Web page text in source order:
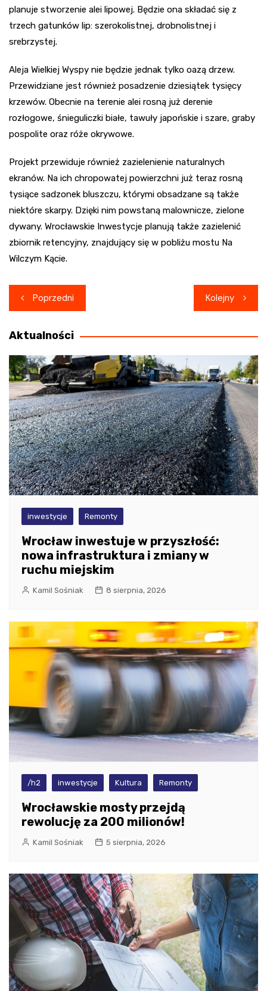
planuje stworzenie alei lipowej. Będzie ona składać się z
trzech gatunków lip: szerokolistnej, drobnolistnej i
srebrzystej.
Aleja Wielkiej Wyspy nie będzie jednak tylko oazą drzew.
Przewidziane jest również posadzenie dziesiątek tysięcy
krzewów. Obecnie na terenie alei rosną już derenie
rozłogowe, śnieguliczki białe, tawuły japońskie i szare, graby
pospolite oraz róże okrywowe.
Projekt przewiduje również zazielenienie naturalnych
ekranów. Na ich chropowatej powierzchni już teraz rosną
tysiące sadzonek bluszczu, którymi obsadzane są także
niektóre skarpy. Dzięki nim powstaną malownicze, zielone
dywany. Wrocławskie Inwestycje planują także zazielenić
zbiornik retencyjny, znajdujący się w pobliżu mostu Na
Wilczym Kącie.
Nawigacja
wpisu
Poprzedni Kolejny
Aktualności
inwestycje Remonty
Wrocław inwestuje w przyszłość:
nowa infrastruktura i zmiany w
ruchu miejskim
Kamil Sośniak 8 sierpnia, 2026
/h2 inwestycje Kultura Remonty
Wrocławskie mosty przejdą
rewolucję za 200 milionów!
Kamil Sośniak 5 sierpnia, 2026